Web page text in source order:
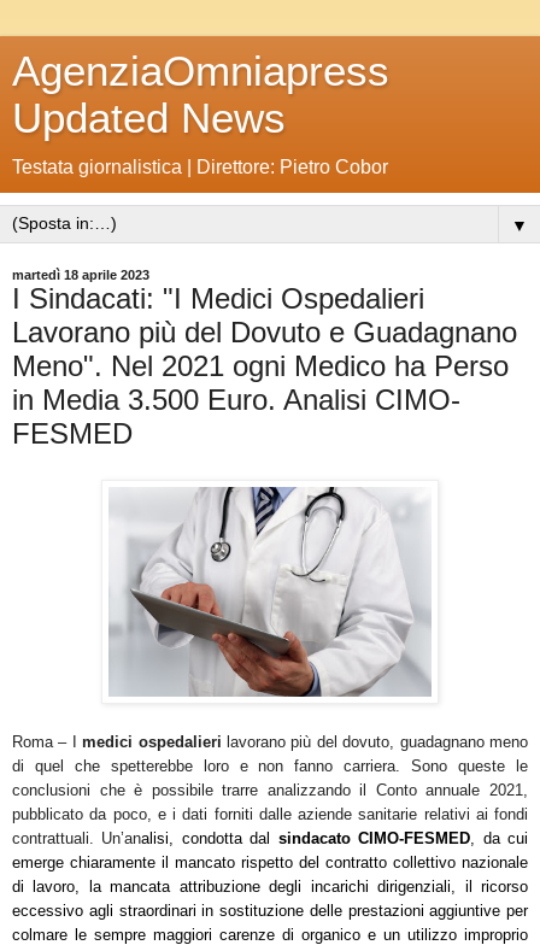
AgenziaOmniapress
Updated News
Testata giornalistica | Direttore: Pietro Cobor
▼
martedì 18 aprile 2023
I Sindacati: "I Medici Ospedalieri
Lavorano più del Dovuto e Guadagnano
Meno". Nel 2021 ogni Medico ha Perso
in Media 3.500 Euro. Analisi CIMO-
FESMED
Roma – Imedici ospedalieri lavorano più del dovuto, guadagnano meno
di quel che spetterebbe loro e non fanno carriera. Sono queste le
conclusioni che è possibile trarre analizzando il Conto annuale 2021,
pubblicato da poco, e i dati forniti dalle aziende sanitarie relativi ai fondi
contrattuali. Un’analisi, condotta dal sindacato CIMO-FESMED , da cui
emerge chiaramente il mancato rispetto del contratto collettivo nazionale
di lavoro, la mancata attribuzione degli incarichi dirigenziali, il ricorso
eccessivo agli straordinari in sostituzione delle prestazioni aggiuntive per
colmare le sempre maggiori carenze di organico e un utilizzo improprio